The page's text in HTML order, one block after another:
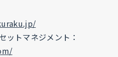
ットマネジメント：